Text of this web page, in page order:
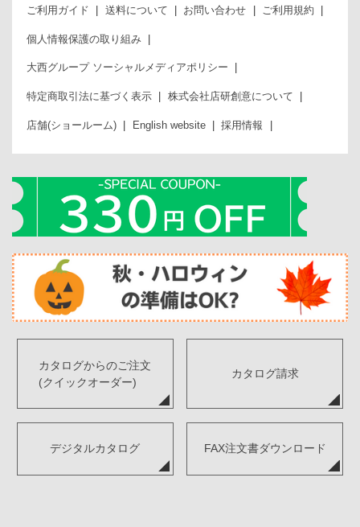
ご利用ガイド 送料について お問い合わせ ご利用規約
個人情報保護の取り組み
大西グループ ソーシャルメディアポリシー
特定商取引法に基づく表示 株式会社店研創意について
店舗(ショールーム) English website 採用情報
カタログからのご注文
(クイックオーダー)
カタログ請求
デジタルカタログ FAX注文書ダウンロード